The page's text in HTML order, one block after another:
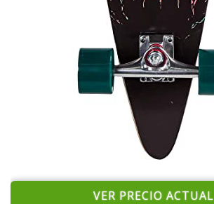
VER PRECIO ACTUAL